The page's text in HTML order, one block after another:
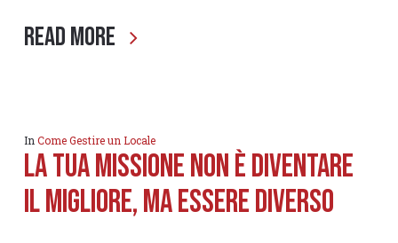
Read More
In Come Gestire un Locale
La tua Missione non è diventare
il migliore, ma essere diverso